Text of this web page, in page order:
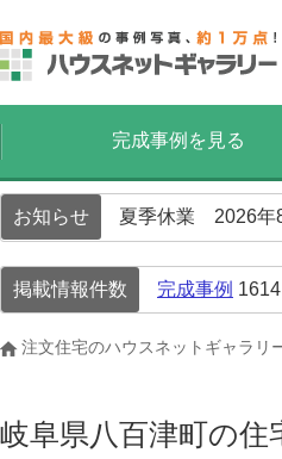
完成事例を見る
お知らせ 夏季休業 2026年
掲載情報件数 完成事例 1614
注文住宅のハウスネットギャラリ
岐阜県八百津町の住